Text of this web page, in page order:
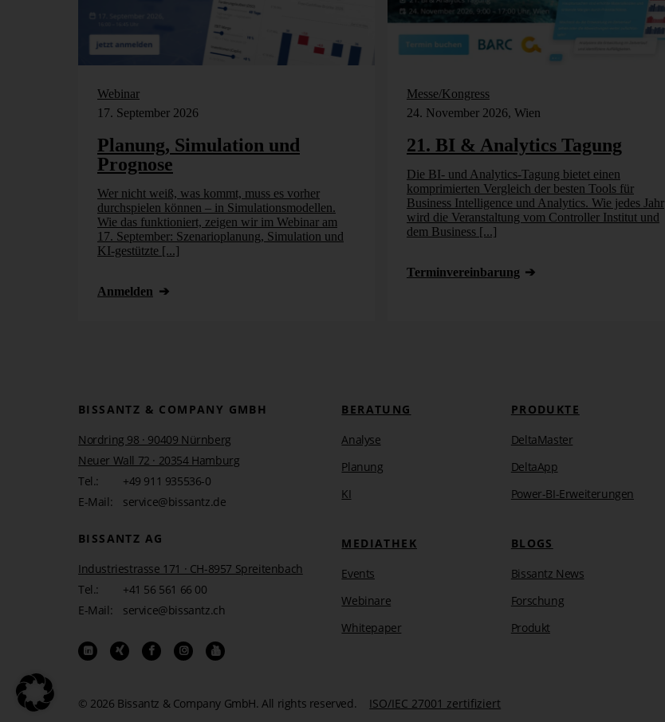
Webinar
17. September 2026
Planung, Simulation und
Prognose
Wer nicht weiß, was kommt, muss es vorher
durchspielen können – in Simulationsmodellen.
Wie das funktioniert, zeigen wir im Webinar am
17. September: Szenarioplanung, Simulation und
KI-gestützte [...]
Anmelden
Messe/Kongress
24. November 2026, Wien
21. BI & Analytics Tagung
Die BI- und Analytics-Tagung bietet einen
komprimierten Vergleich der besten Tools für
Business Intelligence und Analytics. Wie jedes Jahr
wird die Veranstaltung vom Controller Institut und
dem Business [...]
Termin­vereinbarung
BISSANTZ & COMPANY GMBH
Nordring 98 · 90409 Nürnberg
Neuer Wall 72 · 20354 Hamburg
Tel.:
+49 911 935536-0
E-Mail:
service@bissantz.de
BISSANTZ AG
Industriestrasse 171 · CH-8957 Spreitenbach
Tel.:
+41 56 561 66 00
E-Mail:
service@bissantz.ch
BERATUNG
Analyse
Planung
KI
MEDIATHEK
Events
Webinare
Whitepaper
PRODUKTE
DeltaMaster
DeltaApp
Power-BI-Erweiterungen
BLOGS
Bissantz News
Forschung
Produkt
© 2026 Bissantz & Company GmbH. All rights reserved. ISO/IEC 27001 zertifiziert